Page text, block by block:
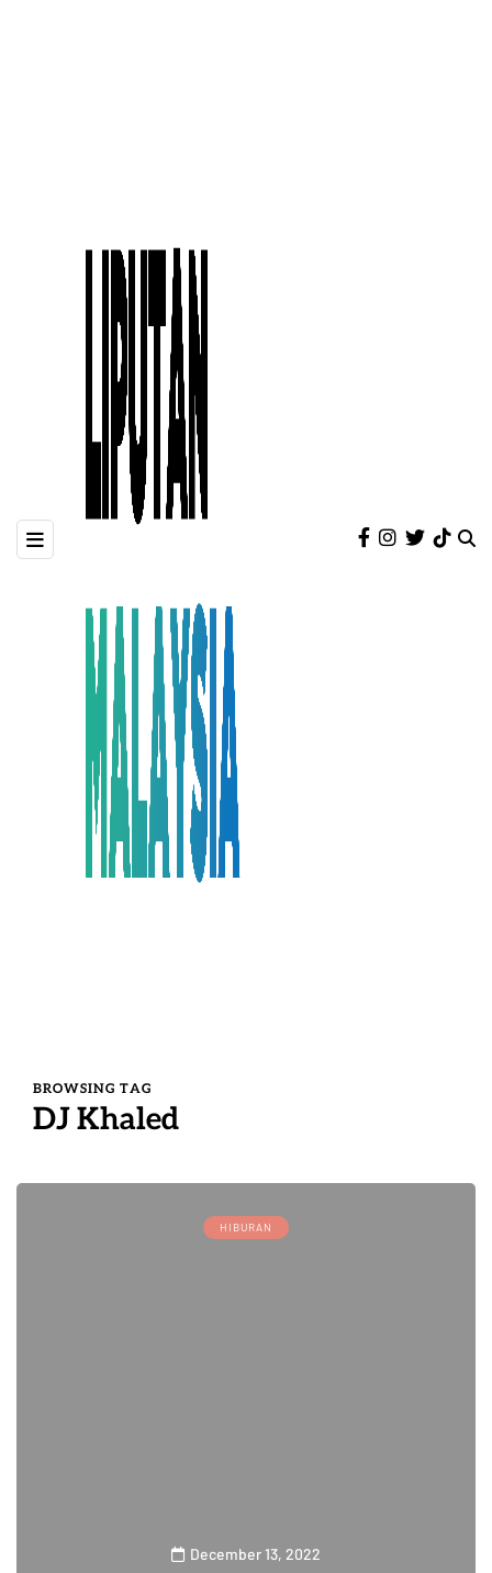
BROWSING TAG
DJ Khaled
HIBURAN
December 13, 2022